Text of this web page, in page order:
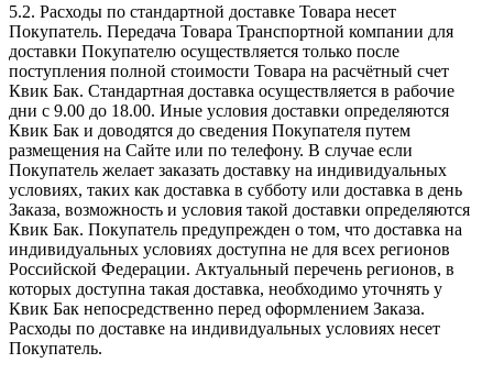
5.2. Расходы по стандартной доставке Товара несет
Покупатель. Передача Товара Транспортной компании для
доставки Покупателю осуществляется только после
поступления полной стоимости Товара на расчётный счет
Квик Бак. Стандартная доставка осуществляется в рабочие
дни с 9.00 до 18.00. Иные условия доставки определяются
Квик Бак и доводятся до сведения Покупателя путем
размещения на Сайте или по телефону. В случае если
Покупатель желает заказать доставку на индивидуальных
условиях, таких как доставка в субботу или доставка в день
Заказа, возможность и условия такой доставки определяются
Квик Бак. Покупатель предупрежден о том, что доставка на
индивидуальных условиях доступна не для всех регионов
Российской Федерации. Актуальный перечень регионов, в
которых доступна такая доставка, необходимо уточнять у
Квик Бак непосредственно перед оформлением Заказа.
Расходы по доставке на индивидуальных условиях несет
Покупатель.